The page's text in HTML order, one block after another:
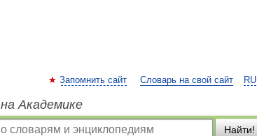
RU
Запомнить сайт Словарь на свой сайт
Академике
Найти!